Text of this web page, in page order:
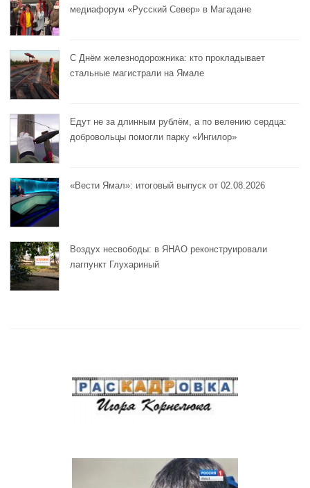
медиафорум «Русский Север» в Магадане
С Днём железнодорожника: кто прокладывает
стальные магистрали на Ямале
Едут не за длинным рублём, а по велению сердца:
добровольцы помогли парку «Ингилор»
«Вести Ямал»: итоговый выпуск от 02.08.2026
Воздух несвободы: в ЯНАО реконструировали
лагпункт Глухариный